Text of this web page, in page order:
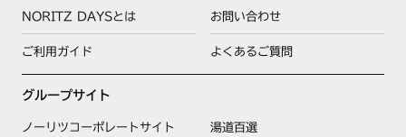
NORITZ DAYSとは お問い合わせ
ご利用ガイド よくあるご質問
グループサイト
ノーリツコーポレートサイト 湯道百選